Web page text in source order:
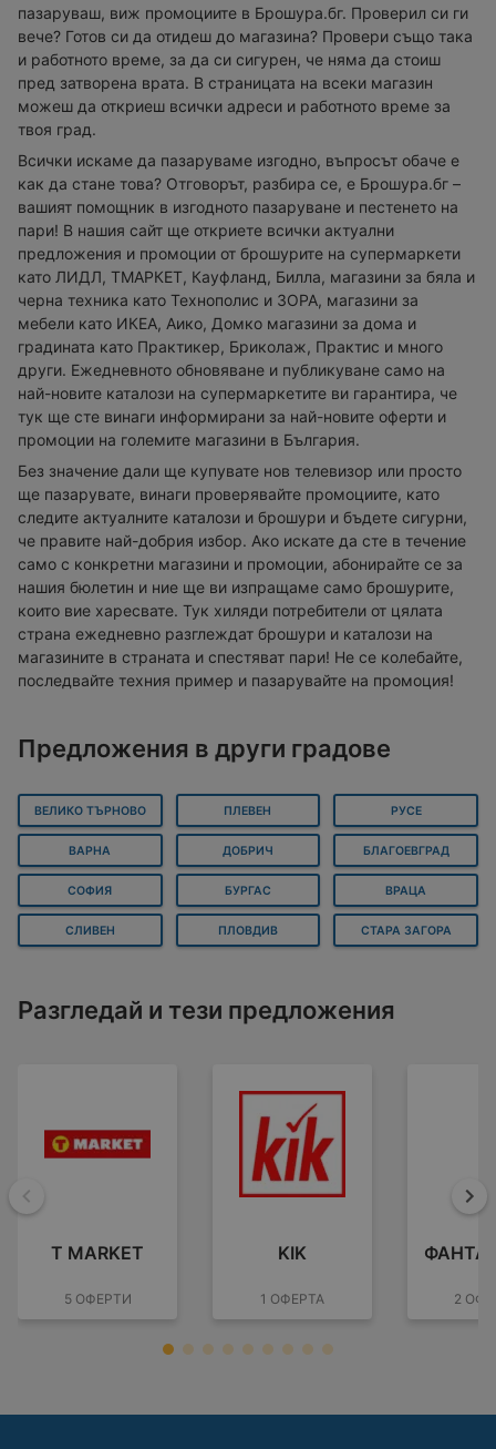
пазаруваш, виж промоциите в Брошура.бг. Проверил си ги
вече? Готов си да отидеш до магазина? Провери също така
и работното време, за да си сигурен, че няма да стоиш
пред затворена врата. В страницата на всеки магазин
можеш да откриеш всички адреси и работното време за
твоя град.
Всички искаме да пазаруваме изгодно, въпросът обаче е
как да стане това? Отговорът, разбира се, е Брошура.бг –
вашият помощник в изгодното пазаруване и пестенето на
пари! В нашия сайт ще откриете всички актуални
предложения и промоции от брошурите на супермаркети
като ЛИДЛ, ТМАРКЕТ, Кауфланд, Билла, магазини за бяла и
черна техника като Технополис и ЗОРА, магазини за
мебели като ИКЕА, Аико, Домко магазини за дома и
градината като Практикер, Бриколаж, Практис и много
други. Ежедневното обновяване и публикуване само на
най-новите каталози на супермаркетите ви гарантира, че
тук ще сте винаги информирани за най-новите оферти и
промоции на големите магазини в България.
Без значение дали ще купувате нов телевизор или просто
ще пазарувате, винаги проверявайте промоциите, като
следите актуалните каталози и брошури и бъдете сигурни,
че правите най-добрия избор. Ако искате да сте в течение
само с конкретни магазини и промоции, абонирайте се за
нашия бюлетин и ние ще ви изпращаме само брошурите,
които вие харесвате. Тук хиляди потребители от цялата
страна ежедневно разглеждат брошури и каталози на
магазините в страната и спестяват пари! Не се колебайте,
последвайте техния пример и пазарувайте на промоция!
Предложения в други градове
ВЕЛИКО ТЪРНОВО ПЛЕВЕН РУСЕ
ВАРНА ДОБРИЧ БЛАГОЕВГРАД
СОФИЯ БУРГАС ВРАЦА
СЛИВЕН ПЛОВДИВ СТАРА ЗАГОРА
Разгледай и тези предложения
Назад
T MARKET
5 ОФЕРТИ
KIK
1 ОФЕРТА 2